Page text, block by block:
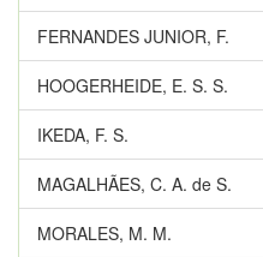
FERNANDES JUNIOR, F.
HOOGERHEIDE, E. S. S.
IKEDA, F. S.
MAGALHÃES, C. A. de S.
MORALES, M. M.